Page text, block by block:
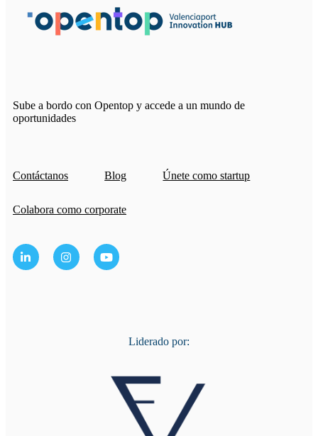
Sube a bordo con Opentop y accede a un mundo de
oportunidades
Contáctanos Blog Únete como startup
Colabora como corporate
Liderado por: